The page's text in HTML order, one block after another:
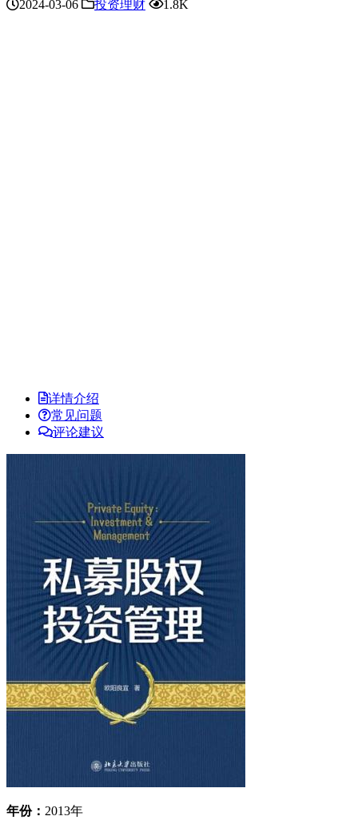
2024-03-06 投资理财 1.8K
详情介绍
常见问题
评论建议
年份： 2013年